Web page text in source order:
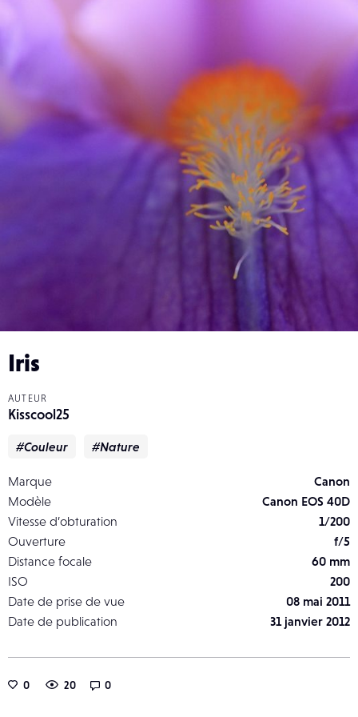
Iris
AUTEUR
Kisscool25
#Couleur #Nature
Marque
Canon
Modèle
Canon EOS 40D
Vitesse d’obturation
1/200
Ouverture
f/5
Distance focale
60 mm
ISO
200
Date de prise de vue
08 mai 2011
Date de publication
31 janvier 2012
0 20 0